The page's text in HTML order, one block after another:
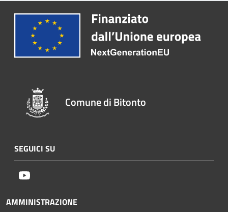
Comune di Bitonto
SEGUICI SU
AMMINISTRAZIONE